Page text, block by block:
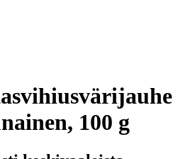
100 g